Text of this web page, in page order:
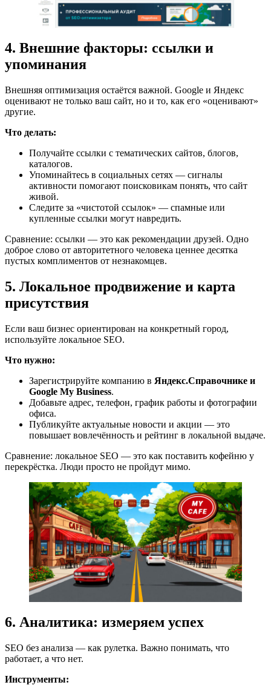
4. Внешние факторы: ссылки и
упоминания
Внешняя оптимизация остаётся важной. Google и Яндекс
оценивают не только ваш сайт, но и то, как его «оценивают»
другие.
Что делать:
Получайте ссылки с тематических сайтов, блогов,
каталогов.
Упоминайтесь в социальных сетях — сигналы
активности помогают поисковикам понять, что сайт
живой.
Следите за «чистотой ссылок» — спамные или
купленные ссылки могут навредить.
Сравнение: ссылки — это как рекомендации друзей. Одно
доброе слово от авторитетного человека ценнее десятка
пустых комплиментов от незнакомцев.
5. Локальное продвижение и карта
присутствия
Если ваш бизнес ориентирован на конкретный город,
используйте локальное SEO.
Что нужно:
Зарегистрируйте компанию в Яндекс.Справочнике и
Google My Business.
Добавьте адрес, телефон, график работы и фотографии
офиса.
Публикуйте актуальные новости и акции — это
повышает вовлечённость и рейтинг в локальной выдаче.
Сравнение: локальное SEO — это как поставить кофейню у
перекрёстка. Люди просто не пройдут мимо.
6. Аналитика: измеряем успех
SEO без анализа — как рулетка. Важно понимать, что
работает, а что нет.
Инструменты: